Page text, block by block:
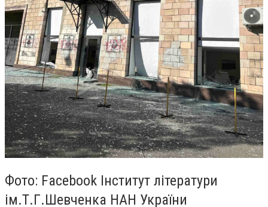
Фото: Facebook Інститут літератури
ім.Т.Г.Шевченка НАН України